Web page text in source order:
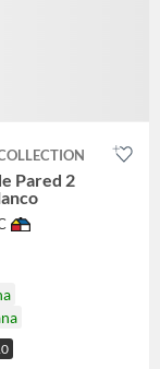
Pared 2